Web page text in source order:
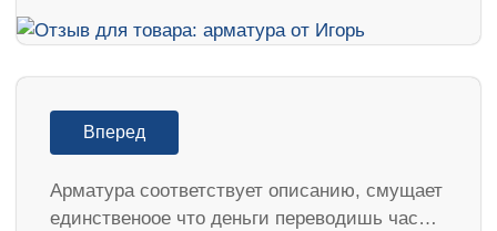
Вперед
Арматура соответствует описанию, смущает
единственоое что деньги переводишь час…